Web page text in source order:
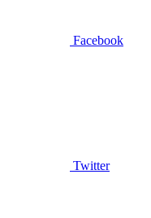
Facebook
Twitter